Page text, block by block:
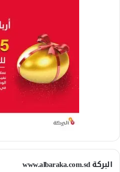
البركة www.albaraka.com.sd